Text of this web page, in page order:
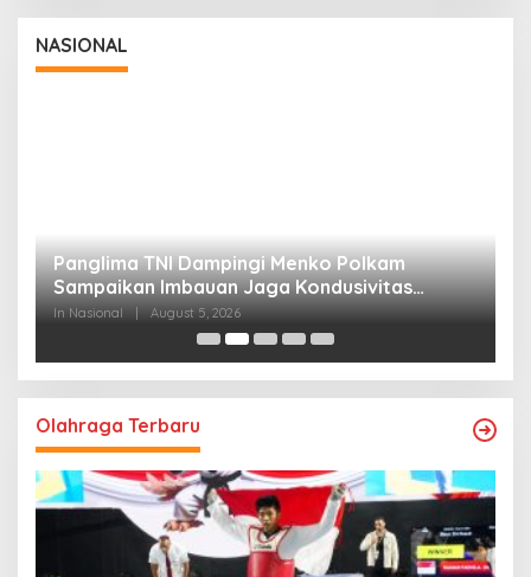
NASIONAL
Panglima TNI Dampingi Menko Polkam
Sampaikan Imbauan Jaga Kondusivitas
Bangsa
In Nasional August 5, 2026
Olahraga Terbaru